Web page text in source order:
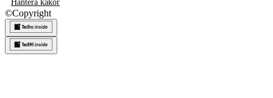
Hantera kakor
©Copyright